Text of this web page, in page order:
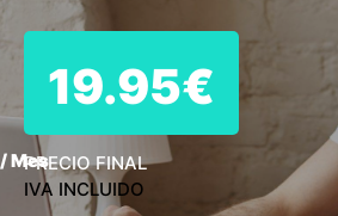
19.95€
/ MesPRECIO FINAL
IVA INCLUIDO